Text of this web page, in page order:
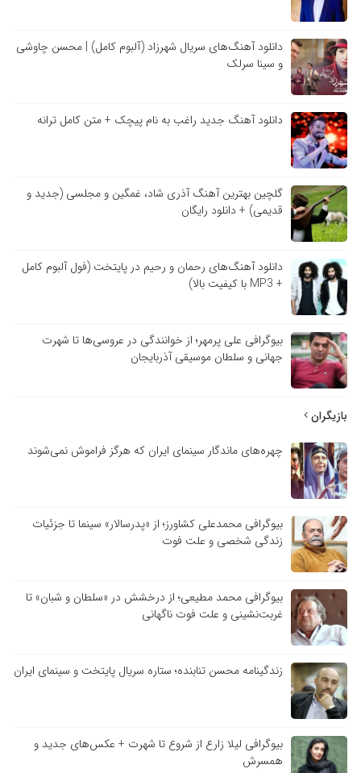
دانلود آهنگ‌های سریال شهرزاد (آلبوم کامل) | محسن چاوشی
و سینا سرلک
دانلود آهنگ جدید راغب به نام پیچک + متن کامل ترانه
گلچین بهترین آهنگ آذری شاد، غمگین و مجلسی (جدید و
قدیمی) + دانلود رایگان
دانلود آهنگ‌های رحمان و رحیم در پایتخت (فول آلبوم کامل
+ MP3 با کیفیت بالا)
بیوگرافی علی پرمهر؛ از خوانندگی در عروسی‌ها تا شهرت
جهانی و سلطان موسیقی آذربایجان
بازیگران
چهره‌های ماندگار سینمای ایران که هرگز فراموش نمی‌شوند
بیوگرافی محمدعلی کشاورز؛ از «پدرسالار» سینما تا جزئیات
زندگی شخصی و علت فوت
بیوگرافی محمد مطیعی؛ از درخشش در «سلطان و شبان» تا
غربت‌نشینی و علت فوت ناگهانی
زندگینامه محسن تنابنده؛ ستاره سریال پایتخت و سینمای ایران
بیوگرافی لیلا زارع از شروع تا شهرت + عکس‌های جدید و
همسرش